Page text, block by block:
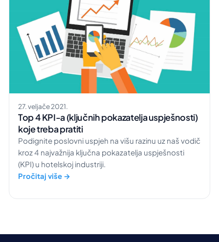
27. veljače 2021.
Top 4 KPI-a (ključnih pokazatelja uspješnosti)
koje treba pratiti
Podignite poslovni uspjeh na višu razinu uz naš vodič
kroz 4 najvažnija ključna pokazatelja uspješnosti
(KPI) u hotelskoj industriji.
Pročitaj više →